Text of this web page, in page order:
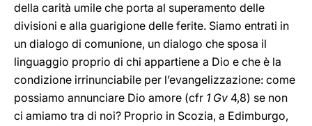
della carità umile che porta al superamento delle
divisioni e alla guarigione delle ferite. Siamo entrati in
un dialogo di comunione, un dialogo che sposa il
linguaggio proprio di chi appartiene a Dio e che è la
condizione irrinunciabile per l’evangelizzazione: come
possiamo annunciare Dio amore (cfr 1 Gv 4,8) se non
ci amiamo tra di noi? Proprio in Scozia, a Edimburgo,